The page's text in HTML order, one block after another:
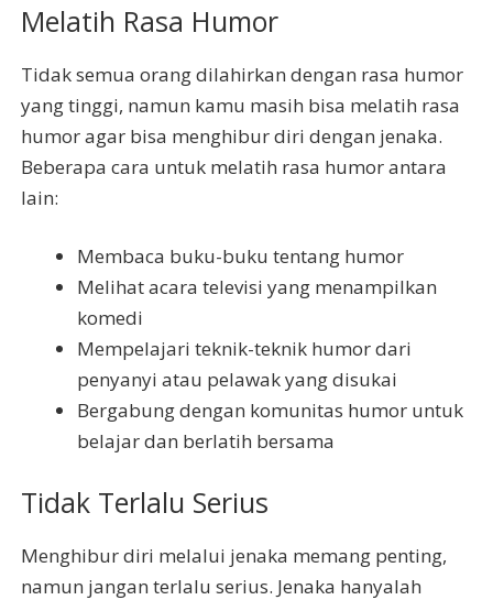
Melatih Rasa Humor
Tidak semua orang dilahirkan dengan rasa humor
yang tinggi, namun kamu masih bisa melatih rasa
humor agar bisa menghibur diri dengan jenaka.
Beberapa cara untuk melatih rasa humor antara
lain:
Membaca buku-buku tentang humor
Melihat acara televisi yang menampilkan
komedi
Mempelajari teknik-teknik humor dari
penyanyi atau pelawak yang disukai
Bergabung dengan komunitas humor untuk
belajar dan berlatih bersama
Tidak Terlalu Serius
Menghibur diri melalui jenaka memang penting,
namun jangan terlalu serius. Jenaka hanyalah